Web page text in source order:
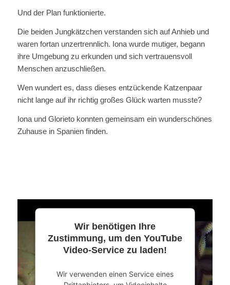
Und der Plan funktionierte.
Die beiden Jungkätzchen verstanden sich auf Anhieb und
waren fortan unzertrennlich. Iona wurde mutiger, begann
ihre Umgebung zu erkunden und sich vertrauensvoll
Menschen anzuschließen.
Wen wundert es, dass dieses entzückende Katzenpaar
nicht lange auf ihr richtig großes Glück warten musste?
Iona und Glorieto konnten gemeinsam ein wunderschönes
Zuhause in Spanien finden.
Wir benötigen Ihre
Zustimmung, um den YouTube
Video-Service zu laden!
Wir verwenden einen Service eines